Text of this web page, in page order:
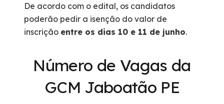
De acordo com o edital, os candidatos
poderão pedir a isenção do valor de
inscrição entre os dias 10 e 11 de junho.
Número de Vagas da
GCM Jaboatão PE